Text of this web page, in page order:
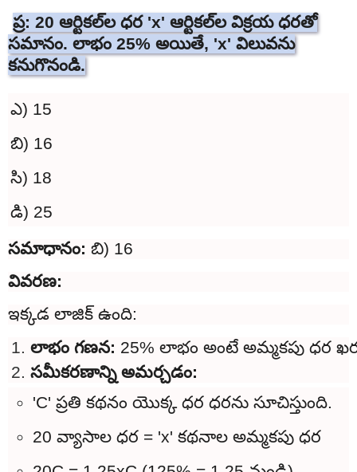
ప్ర: 20 ఆర్టికల్‌ల ధర 'x' ఆర్టికల్‌ల విక్రయ ధరతో
సమానం. లాభం 25% అయితే, 'x' విలువను
కనుగొనండి.
ఎ) 15
బి) 16
సి) 18
డి) 25
సమాధానం: బి) 16
వివరణ:
ఇక్కడ లాజిక్ ఉంది:
లాభం గణన: 25% లాభం అంటే అమ్మకపు ధర
సమీకరణాన్ని అమర్చడం:
'C' ప్రతి కథనం యొక్క ధర ధరను సూచిస్తుంది.
20 వ్యాసాల ధర = 'x' కథనాల అమ్మకపు ధర